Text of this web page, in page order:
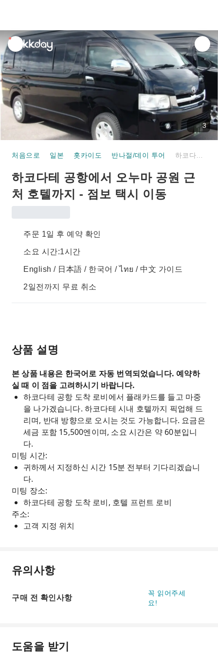
unread
notifications
3
처음으로 일본 홋카이도 반나절/데이 투어
하코다테 공항에서 오누마 공원 근
처 호텔까지 - 점보 택시 이동
주문 1일 후 예약 확인
소요 시간:1시간
English / 日本語 / 한국어 / ไทย / 中文 가이드
2일전까지 무료 취소
상품 설명
본 상품 내용은 한국어로 자동 번역되었습니다. 예약하
실 때 이 점을 고려하시기 바랍니다.
하코다테 공항 도착 로비에서 플래카드를 들고 마중
을 나가겠습니다. 하코다테 시내 호텔까지 픽업해 드
리며, 반대 방향으로 오시는 것도 가능합니다. 요금은
세금 포함 15,500엔이며, 소요 시간은 약 60분입니
다.
미팅 시간:
귀하께서 지정하신 시간 15분 전부터 기다리겠습니
다.
미팅 장소:
하코다테 공항 도착 로비, 호텔 프런트 로비
주소:
고객 지정 위치
유의사항
구매 전 확인사항
꼭 읽어주세
요!
도움을 받기